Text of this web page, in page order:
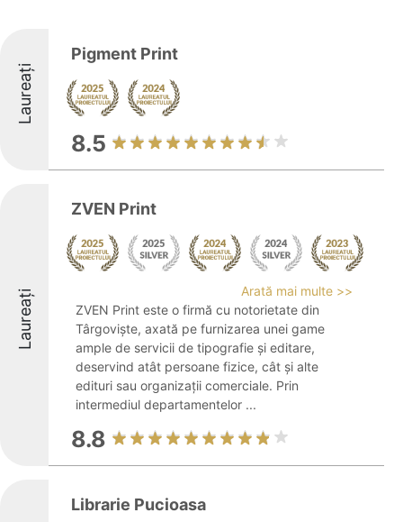
Laureați
Pigment Print
8.5
Laureați
ZVEN Print
Arată mai multe >>
ZVEN Print este o firmă cu notorietate din
Târgoviște, axată pe furnizarea unei game
ample de servicii de tipografie și editare,
deservind atât persoane fizice, cât și alte
edituri sau organizații comerciale. Prin
intermediul departamentelor ...
8.8
Librarie Pucioasa